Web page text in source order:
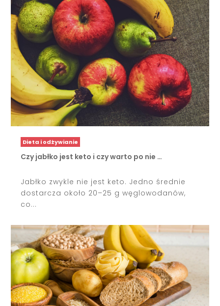
Dieta i odżywianie
Czy jabłko jest keto i czy warto po nie …
Jabłko zwykle nie jest keto. Jedno średnie
dostarcza około 20–25 g węglowodanów,
co...